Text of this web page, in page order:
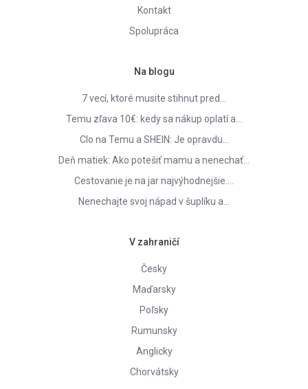
Kontakt
Spolupráca
Na blogu
7 vecí, ktoré musite stihnut pred…
Temu zľava 10€: kedy sa nákup oplatí a…
Clo na Temu a SHEIN: Je opravdu…
Deň matiek: Ako potešiť mamu a nenechať…
Cestovanie je na jar najvýhodnejšie.…
Nenechajte svoj nápad v šuplíku a…
V zahraničí
Česky
Maďarsky
Poľsky
Rumunsky
Anglicky
Chorvátsky